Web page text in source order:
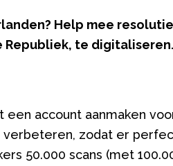
Help mee
Republiek, te
account aanmaken
verbeteren, zodat er
50.000 scans (met